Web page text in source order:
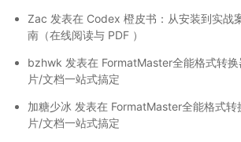
Zac 发表在 Codex 橙皮书：从安装到实战
南（在线阅读与 PDF ）
bzhwk 发表在 FormatMaster全能格式转
片/文档一站式搞定
加糖少冰 发表在 FormatMaster全能格式
片/文档一站式搞定